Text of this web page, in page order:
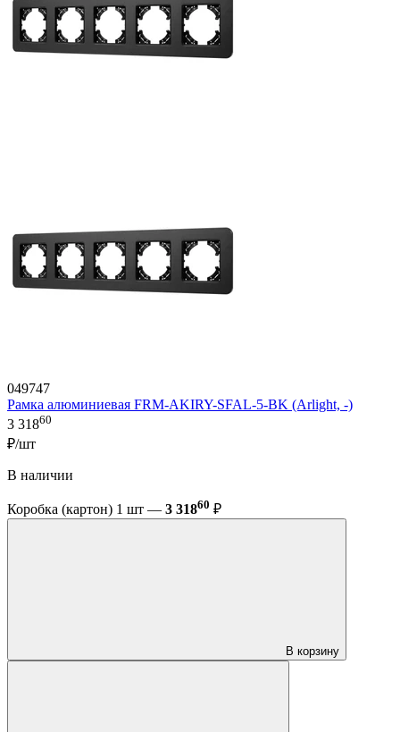
049747
Рамка алюминиевая FRM-AKIRY-SFAL-5-BK (Arlight, -)
3 31860
₽/шт
В наличии
Коробка (картон) 1 шт — 3 31860 ₽
В корзину